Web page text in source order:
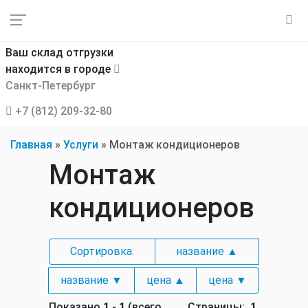
Ваш склад отгрузки
находится в городе
Санкт-Петербург
+7 (812) 209-32-80
Главная » Услуги » Монтаж кондиционеров
Монтаж
кондиционеров
Сортировка: название ▲
название ▼ цена ▲ цена ▼